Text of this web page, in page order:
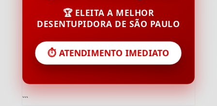
🏆 ELEITA A MELHOR
DESENTUPIDORA DE SÃO PAULO
⏱️ ATENDIMENTO IMEDIATO
```